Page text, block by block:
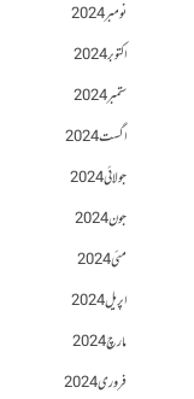
نومبر 2024
اکتوبر 2024
ستمبر 2024
اگست 2024
جولائی 2024
جون 2024
مئی 2024
اپریل 2024
مارچ 2024
فروری 2024